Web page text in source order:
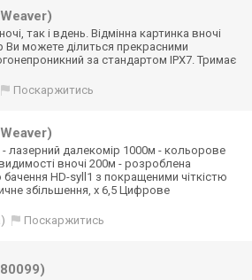
так і вдень. Відмінна картинка вночі
Ви можете ділиться прекрасними
за стандартом IPX7. Тримає
Поскаржитись
лазерний далекомір 1000м - кольорове
вночі 200м - розроблена
бачення HD-syll1 з покращеними чіткістю
збільшення, х 6,5 Цифрове
Поскаржитись